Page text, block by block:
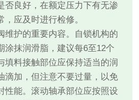
否良好，在额定压力下有无渗
应及时进行检修。
维护的重要内容。自锁机构的
涂抹润滑脂，建议每6至12个
填料接触部位应保持适当的润
滴加，但注意不要过量，以免
性能。滚动轴承部位应按照设